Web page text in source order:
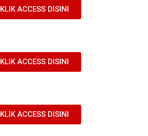
KLIK ACCESS DISINI
KLIK ACCESS DISINI
KLIK ACCESS DISINI